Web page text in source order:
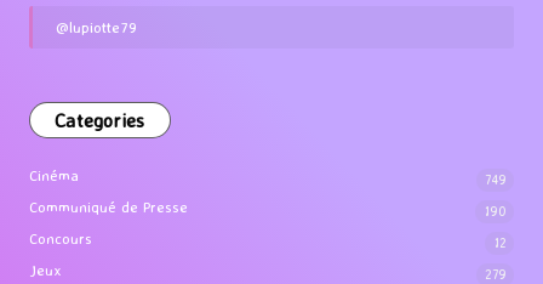
@lupiotte79
Categories
Cinéma 749
Communiqué de Presse 190
Concours 12
Jeux 279